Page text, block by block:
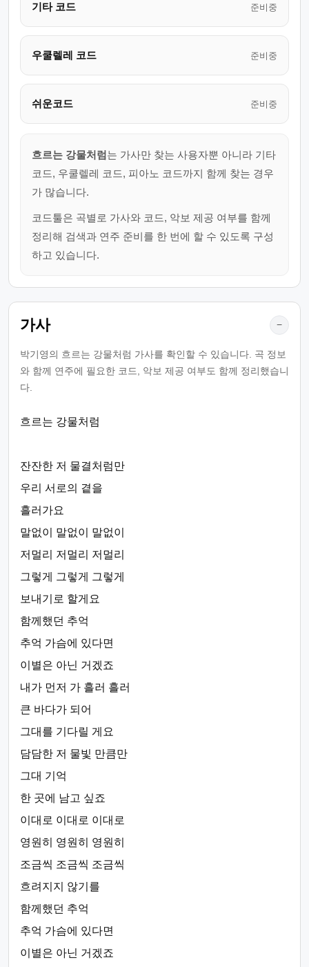
기타 코드 준비중
우쿨렐레 코드 준비중
쉬운코드 준비중
흐르는 강물처럼는 가사만 찾는 사용자뿐 아니라 기타
코드, 우쿨렐레 코드, 피아노 코드까지 함께 찾는 경우
가 많습니다.
코드툴은 곡별로 가사와 코드, 악보 제공 여부를 함께
정리해 검색과 연주 준비를 한 번에 할 수 있도록 구성
하고 있습니다.
가사 −
박기영의 흐르는 강물처럼 가사를 확인할 수 있습니다. 곡 정보
와 함께 연주에 필요한 코드, 악보 제공 여부도 함께 정리했습니
다.
흐르는 강물처럼
잔잔한 저 물결처럼만
우리 서로의 곁을
흘러가요
말없이 말없이 말없이
저멀리 저멀리 저멀리
그렇게 그렇게 그렇게
보내기로 할게요
함께했던 추억
추억 가슴에 있다면
이별은 아닌 거겠죠
내가 먼저 가 흘러 흘러
큰 바다가 되어
그대를 기다릴 게요
담담한 저 물빛 만큼만
그대 기억
한 곳에 남고 싶죠
이대로 이대로 이대로
영원히 영원히 영원히
조금씩 조금씩 조금씩
흐려지지 않기를
함께했던 추억
추억 가슴에 있다면
이별은 아닌 거겠죠